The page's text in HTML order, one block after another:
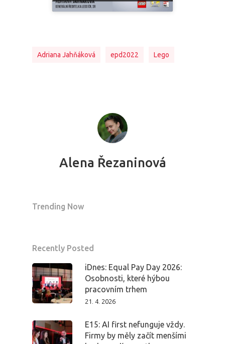
Adriana Jahňáková epd2022 Lego
Alena Řezaninová
Trending Now
Recently Posted
iDnes: Equal Pay Day 2026:
Osobnosti, které hýbou
pracovním trhem
21. 4. 2026
E15: AI first nefunguje vždy.
Firmy by měly začít menšími